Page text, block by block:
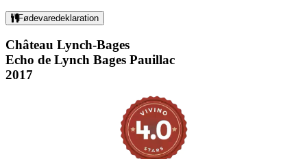
Fødevaredeklaration
Château Lynch-Bages
Echo de Lynch Bages Pauillac
2017